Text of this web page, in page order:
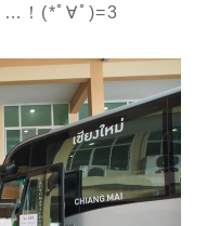
…！(*ﾟ∀ﾟ)=3